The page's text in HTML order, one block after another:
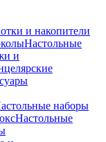
и накопители
Настольные
и
наборы
Настольные